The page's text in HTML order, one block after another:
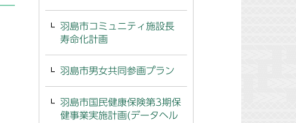
羽島市コミュニティ施設長
寿命化計画
羽島市男女共同参画プラン
羽島市国民健康保険第3期保
健事業実施計画(データヘル